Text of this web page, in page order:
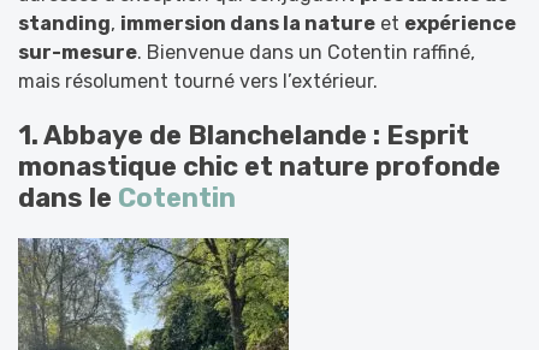
standing, immersion dans la nature et expérience
sur-mesure. Bienvenue dans un Cotentin raffiné,
mais résolument tourné vers l’extérieur.
1. Abbaye de Blanchelande : Esprit
monastique chic et nature profonde
dans le Cotentin